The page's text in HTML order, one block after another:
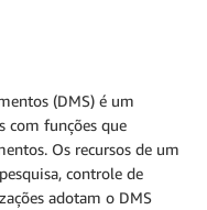
(DMS) é um
com funções que
Os recursos de um
controle de
adotam o DMS